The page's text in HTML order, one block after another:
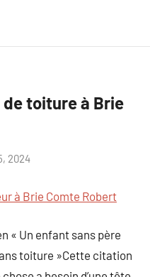
toiture à Brie
2024
à Brie Comte Robert
« Un enfant sans père
toiture »Cette citation